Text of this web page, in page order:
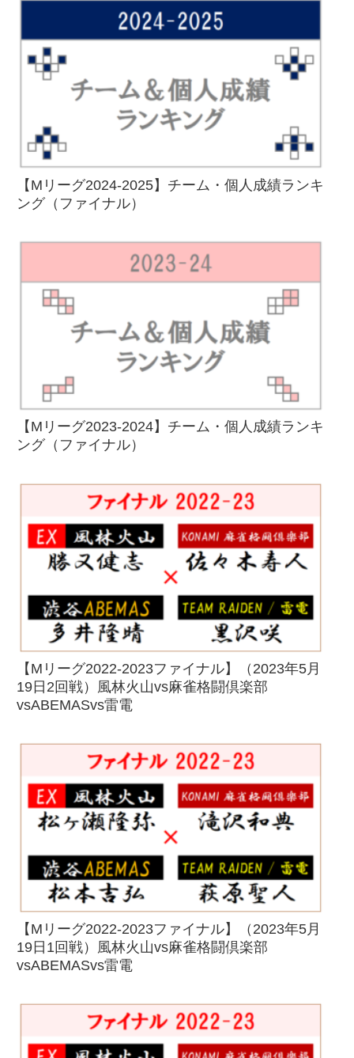
【Mリーグ2024-2025】チーム・個人成績ランキ
ング（ファイナル）
【Mリーグ2023-2024】チーム・個人成績ランキ
ング（ファイナル）
【Mリーグ2022-2023ファイナル】（2023年5月
19日2回戦）風林火山vs麻雀格闘倶楽部
vsABEMASvs雷電
【Mリーグ2022-2023ファイナル】（2023年5月
19日1回戦）風林火山vs麻雀格闘倶楽部
vsABEMASvs雷電